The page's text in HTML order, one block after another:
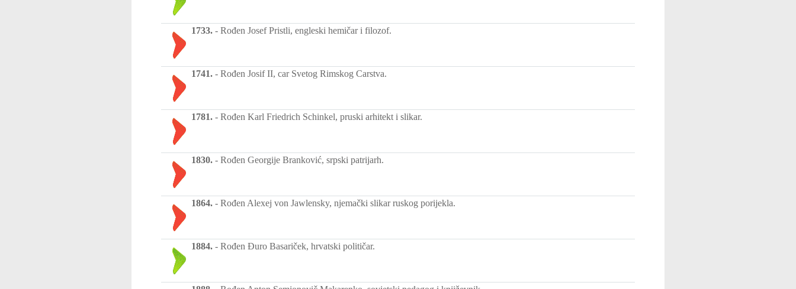
1733. - Rođen Josef Pristli, engleski hemičar i filozof.
1741. - Rođen Josif II, car Svetog Rimskog Carstva.
1781. - Rođen Karl Friedrich Schinkel, pruski arhitekt i slikar.
1830. - Rođen Georgije Branković, srpski patrijarh.
1864. - Rođen Alexej von Jawlensky, njemački slikar ruskog porijekla.
1884. - Rođen Đuro Basariček, hrvatski političar.